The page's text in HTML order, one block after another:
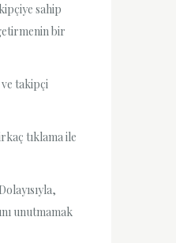
sahip
bir
takipçi
tıklama ile
unutmamak